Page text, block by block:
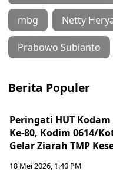
mbg Netty
Prabowo Subianto
Berita Populer
Peringati HUT
Ke-80, Kodim 0614/
Gelar Ziarah TMP
18 Mei 2026, 1:40 PM